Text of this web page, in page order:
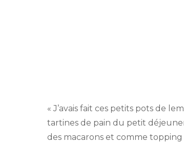
« J’avais fait ces petits pots de
tartines de pain du petit
des macarons et comme